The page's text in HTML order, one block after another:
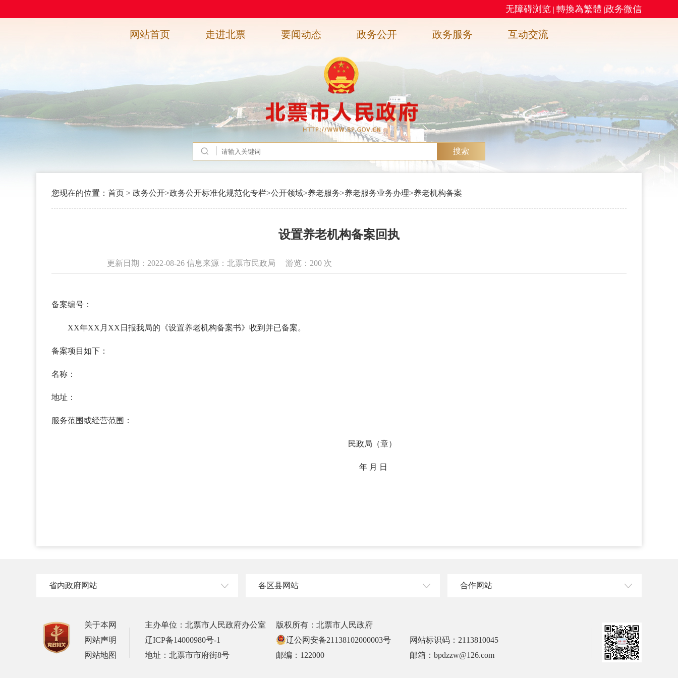
无障碍浏览 | 轉換為繁體 |政务微信
网站首页 走进北票 要闻动态 政务公开 政务服务 互动交流
搜索
您现在的位置： 首页 > 政务公开>政务公开标准化规范化专栏>公开领域>养老服务>养老服务业务办理>养老机构备案
设置养老机构备案回执
更新日期：2022-08-26 信息来源：北票市民政局 游览： 200 次
备案编号：
XX年XX月XX日报我局的《设置养老机构备案书》收到并已备案。
备案项目如下：
名称：
地址：
服务范围或经营范围：
民政局（章）
年 月 日
省内政府网站 各区县网站 合作网站
关于本网
网站声明
网站地图
主办单位：北票市人民政府办公室
辽ICP备14000980号-1
地址：北票市市府街8号
版权所有：北票市人民政府
辽公网安备21138102000003号
邮编：122000
网站标识码：2113810045
邮箱：bpdzzw@126.com